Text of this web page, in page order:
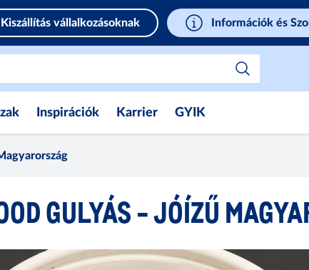
Kiszállítás vállalkozásoknak Információk és
Inspirációk Karrier GYIK
GULYÁS - JÓÍZŰ